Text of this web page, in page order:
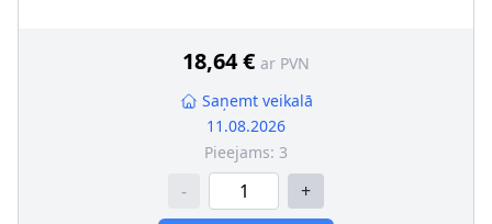
Papildus artikuls/Papildus informācija
turētāju, bez elektromotora
18,64 € ar PVN
Saņemt veikalā
11.08.2026
Pieejams: 3
- +